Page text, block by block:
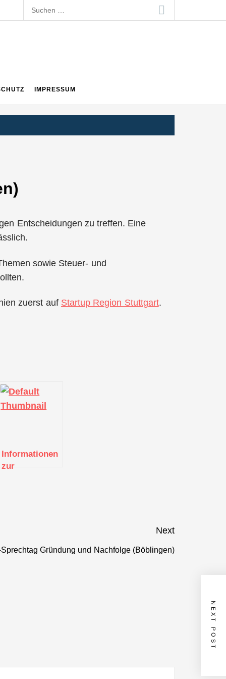
Suchen
nach:
IMPRESSUM
Entscheidungen zu treffen. Eine
sowie Steuer- und
zuerst auf Startup Region Stuttgart.
Informationen
zur
Next
Next
Sprechtag Gründung und Nachfolge (Böblingen)
NEXT POST